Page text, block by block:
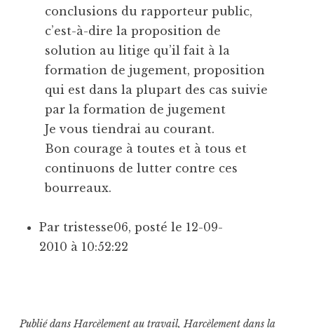
conclusions du rapporteur public,
c’est-à-dire la proposition de
solution au litige qu’il fait à la
formation de jugement, proposition
qui est dans la plupart des cas suivie
par la formation de jugement
Je vous tiendrai au courant.
Bon courage à toutes et à tous et
continuons de lutter contre ces
bourreaux.
Par tristesse06, posté le 12-09-
2010 à 10:52:22
Publié dans Harcèlement au travail, Harcèlement dans la